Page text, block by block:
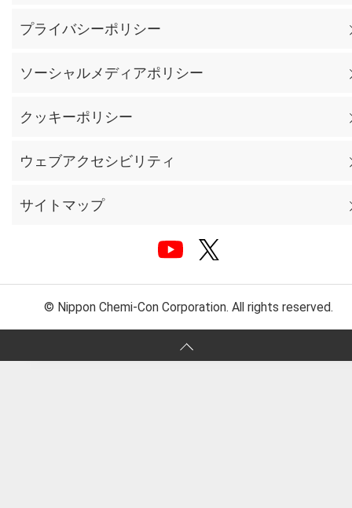
プライバシーポリシー
ソーシャルメディアポリシー
クッキーポリシー
ウェブアクセシビリティ
サイトマップ
© Nippon Chemi-Con Corporation. All rights reserved.